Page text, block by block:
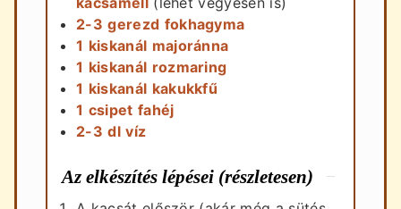
2-3 gerezd fokhagyma
1 kiskanál majoránna
1 kiskanál rozmaring
1 kiskanál kakukkfű
1 csipet fahéj
2-3 dl víz
Az elkészítés lépései (részletesen)